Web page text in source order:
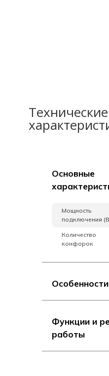
Технические
Основные
Мощность
подключения
Количество
конфорок
Особенности
Функции и
работы